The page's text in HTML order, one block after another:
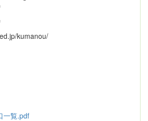
kumanou/
一覧.pdf